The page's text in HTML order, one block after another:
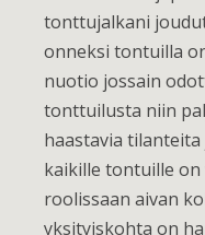
tonttujalkani
onneksi tontuilla
nuotio jossain
tonttuilusta niin
haastavia
kaikille tontuille on
roolissaan aivan
yksityiskohta on